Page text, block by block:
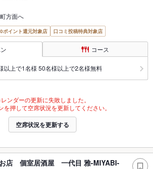
方面へ
ポイント還元対象店 口コミ投稿特典対象店
コース
以上で1名様 50名様以上で2名様無料
ンダーの更新に失敗しました。
を押して空席状況を更新してください。
空席状況を更新する
店 個室居酒屋 一代目 雅-MIYABI-